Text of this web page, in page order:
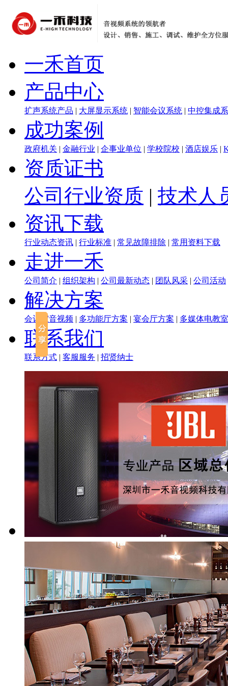
一禾首页
产品中心
扩声系统产品 | 大屏显示系统 | 智能会议系统 | 中控集成
成功案例
政府机关 | 金融行业 | 企事业单位 | 学校院校 | 酒店娱乐 |
资质证书
公司行业资质 | 技术人
资讯下载
行业动态资讯 | 行业标准 | 常见故障排除 | 常用资料下载
走进一禾
公司简介 | 组织架构 | 公司最新动态 | 团队风采 | 公司活动
解决方案
会议室音视频 | 多功能厅方案 | 宴会厅方案 | 多媒体电教室
联系我们
联系方式 | 客服服务 | 招贤纳士